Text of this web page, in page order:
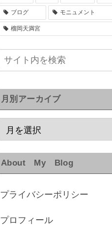
ブログ モニュメント
榴岡天満宮
月別アーカイブ
About My Blog
プライバシーポリシー
プロフィール